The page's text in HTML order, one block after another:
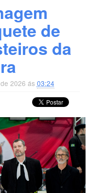
de
da
2026 ás 03:24